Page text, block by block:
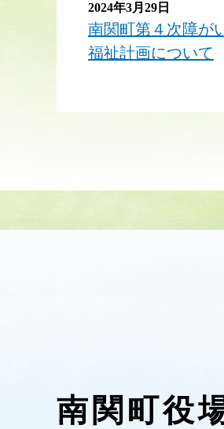
2024年3月29日
南関町第４次障が
福祉計画について
南関町役